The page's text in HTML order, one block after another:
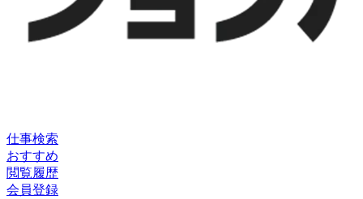
仕事検索
おすすめ
閲覧履歴
会員登録